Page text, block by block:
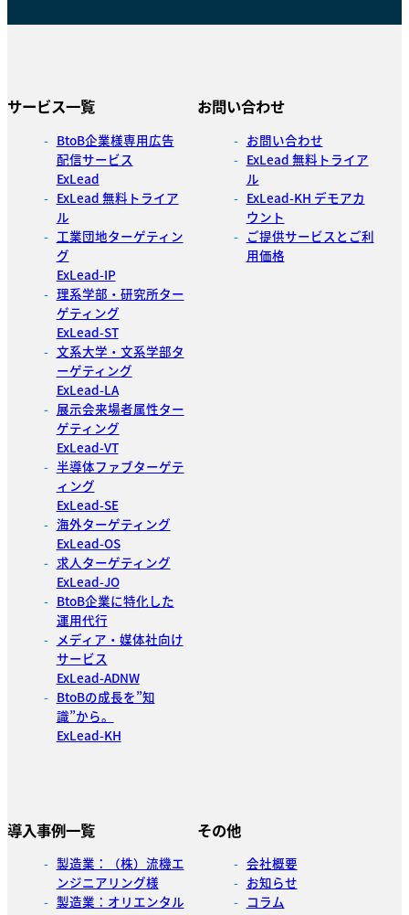
サービス一覧
BtoB企業様専用広告
配信サービス
ExLead
ExLead 無料トライア
ル
工業団地ターゲティン
グ
ExLead-IP
理系学部・研究所ター
ゲティング
ExLead-ST
文系大学・文系学部タ
ーゲティング
ExLead-LA
展示会来場者属性ター
ゲティング
ExLead-VT
半導体ファブターゲテ
ィング
ExLead-SE
海外ターゲティング
ExLead-OS
求人ターゲティング
ExLead-JO
BtoB企業に特化した
運用代行
メディア・媒体社向け
サービス
ExLead-ADNW
BtoBの成長を”知
識”から。
ExLead-KH
お問い合わせ
お問い合わせ
ExLead 無料トライア
ル
ExLead-KH デモアカ
ウント
ご提供サービスとご利
用価格
導入事例一覧
製造業：（株）流機エ
ンジニアリング様
製造業：オリエンタル
その他
会社概要
お知らせ
コラム